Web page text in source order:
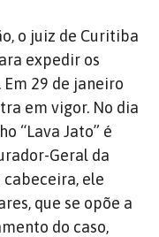
o juiz de Curitiba
expedir os
29 de janeiro
em vigor. No dia
“Lava Jato” é
Geral da
cabeceira, ele
que se opõe a
do caso,